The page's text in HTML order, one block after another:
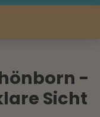
-
Sicht